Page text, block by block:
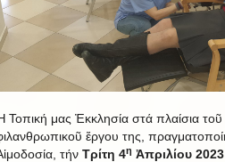
Τοπική μας Ἐκκλησία στά πλαίσια τοῦ
ἔργου της,
τήν Τρίτη 4η Ἀπριλίου 2023